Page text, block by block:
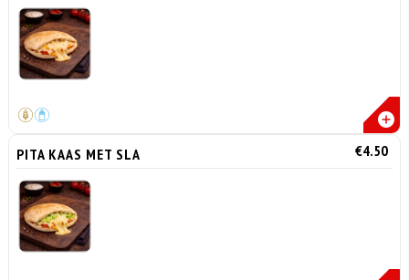
PITA KAAS MET SLA €4.50